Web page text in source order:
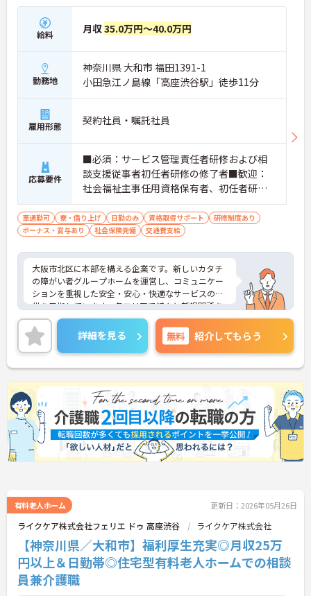
給料 月収35.0万円～40.0万円
勤務地
神奈川県 大和市 福田1391-1
小田急江ノ島線「高座渋谷駅」徒歩11分
雇用形態 契約社員・嘱託社員
応募要件
■必須：サービス管理責任者研修および相
談支援従事者初任者研修の修了者■歓迎：
社会福祉主事任用資格保有者、初任者研修
（旧ヘルパー2級）、サービス管理責任者の
業務経験
車通勤可 寮・借り上げ 日勤のみ 資格取得サポート
研修制度あり
ボーナス・賞与あり
社会保険完備 交通費支給
大阪市北区に本部を構える企業です。新しいカタチ
の障がい者グループホームを運営し、コミュニケー
ションを重視した安全・安心・快適なサービスの提
供を目指しています。各エリアで続々と新規開所を
している成長企業で働きませんか？ご興味のある方
には、面接対策ポイントなど、さらに詳細をお話し
いたしますのでお気軽にご相談ください！
詳細を見る 無料 紹介してもらう
有料老人ホーム 更新日：2026年05月26日
ライクケア株式会社フェリエ ドゥ 高座渋谷 ライクケア株式会社
【神奈川県／大和市】福利厚生充実◎月収25万
円以上＆日勤帯◎住宅型有料老人ホームでの相談
員兼介護職